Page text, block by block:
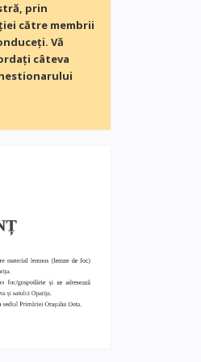
prin
către membrii
Vă
câteva